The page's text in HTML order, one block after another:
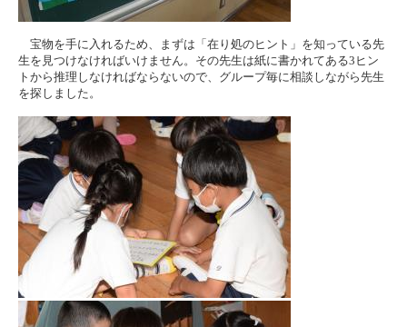
宝物を手に入れるため、まずは「在り処のヒント」を知っている先
生を見つけなければいけません。その先生は紙に書かれてある3ヒン
トから推理しなければならないので、グループ毎に相談しながら先生
を探しました。